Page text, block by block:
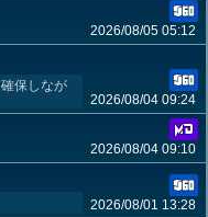
2026/08/05 05:12
保しなが
2026/08/04 09:24
2026/08/04 09:10
2026/08/01 13:28